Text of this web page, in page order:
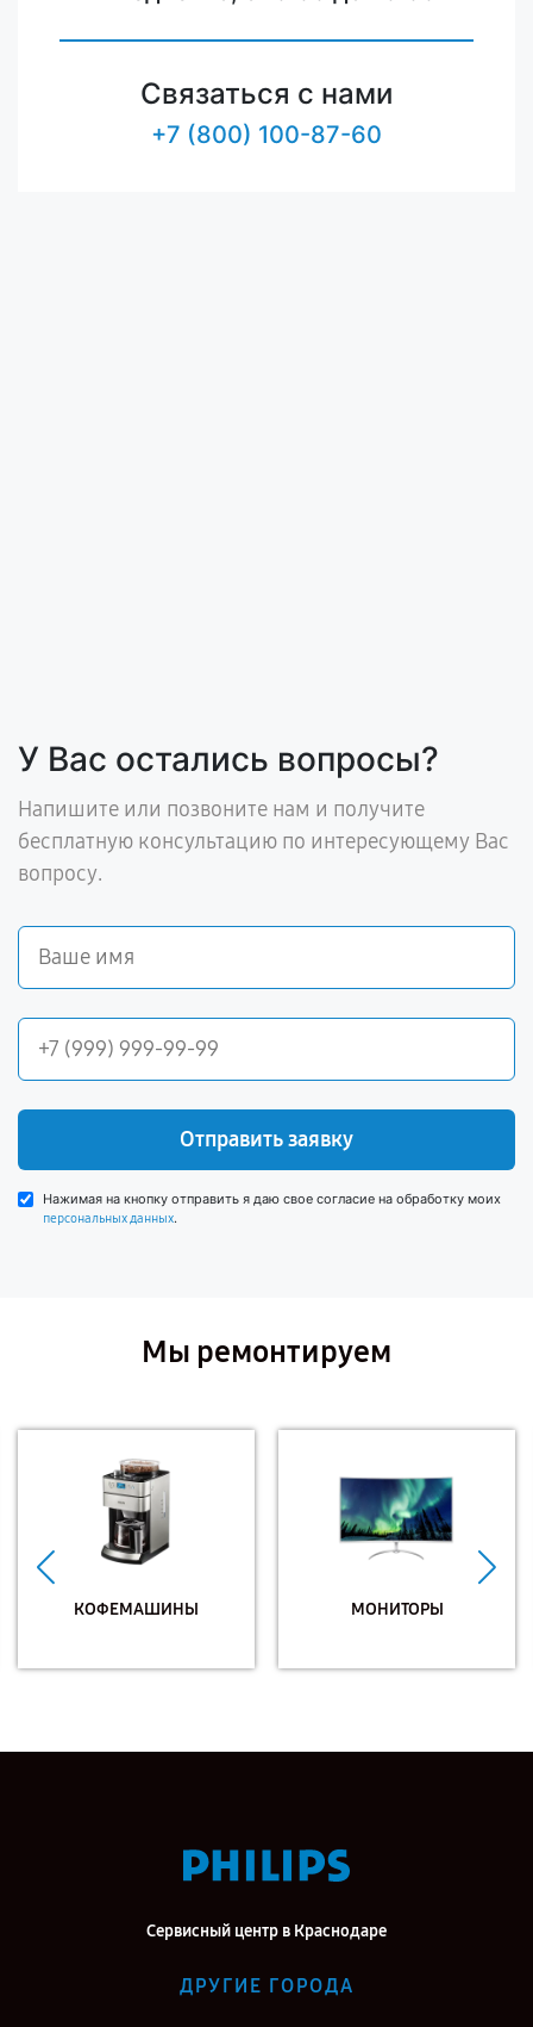
Связаться с нами
+7 (800) 100-87-60
У Вас остались вопросы?
Напишите или позвоните нам и получите
бесплатную консультацию по интересующему Вас
вопросу.
Отправить заявку
Нажимая на кнопку отправить я даю свое согласие на обработку моих
персональных данных.
Мы ремонтируем
КОФЕМАШИНЫ МОНИТОРЫ
Сервисный центр в Краснодаре
ДРУГИЕ ГОРОДА